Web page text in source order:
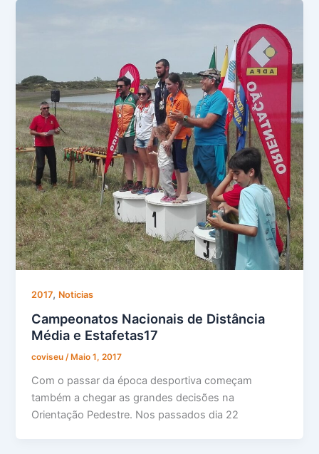
2017, Noticias
Campeonatos Nacionais de Distância
Média e Estafetas17
coviseu/ Maio 1, 2017
Com o passar da época desportiva começam
também a chegar as grandes decisões na
Orientação Pedestre. Nos passados dia 22